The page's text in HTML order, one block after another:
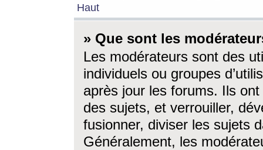
Haut
» Que sont les
Les modérateurs sont des
individuels ou groupes
après jour les forums. Ils ont
des sujets, et verrouiller,
fusionner, diviser les sujets
Généralement, les